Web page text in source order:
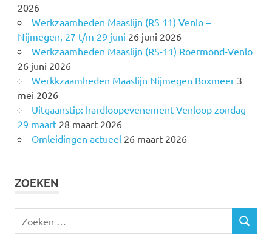
2026
Werkzaamheden Maaslijn (RS 11) Venlo –
Nijmegen, 27 t/m 29 juni 26 juni 2026
Werkzaamheden Maaslijn (RS-11) Roermond-Venlo
26 juni 2026
Werkkzaamheden Maaslijn Nijmegen Boxmeer 3
mei 2026
Uitgaanstip: hardloopevenement Venloop zondag
29 maart 28 maart 2026
Omleidingen actueel 26 maart 2026
ZOEKEN
Z